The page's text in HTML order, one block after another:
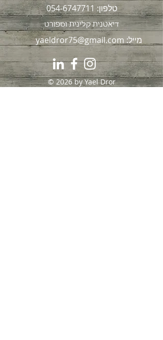
טלפון:054-6747711
דיאטנית קלינית וספורט
מייל: yaeldror75@gmail.com
© 2026 by Yael Dror